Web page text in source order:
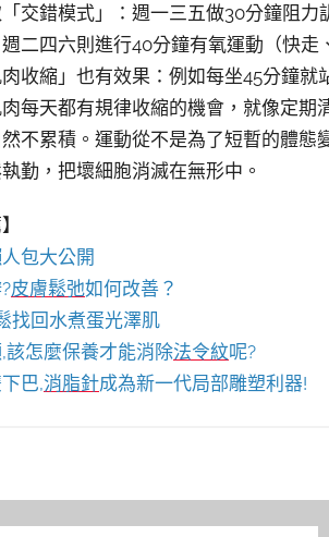
交錯模式」：週一三五做30分鐘阻
二四六則進行40分鐘有氧運動（快
收縮」也有效果：例如每坐45分鐘
每天都有規律收縮的機會，就像定
不累積。運動從不是為了短暫的體
勤，把壞細胞消滅在無形中。
包大公開
皮膚鬆弛如何改善？
找回水煮蛋光澤肌
該怎麼保養才能消除法令紋呢?
巴,消脂針成為新一代局部雕塑利器!